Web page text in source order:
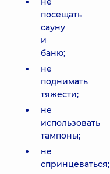
посещать
сауну
и
баню;
не
поднимать
тяжести;
не
использовать
тампоны;
не
спринцеваться;